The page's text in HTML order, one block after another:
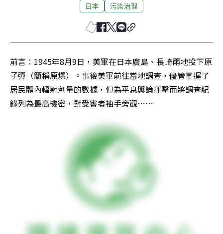
日本 污染治理
前言：1945年8月9日，美軍在日本廣島、長崎兩地投下原
子彈（簡稱原爆）。事後美軍前往當地調查，儘管掌握了
居民體內輻射劑量的數據，但為平息輿論抨擊而將調查紀
錄列為最高機密，對受害者袖手旁觀⋯⋯